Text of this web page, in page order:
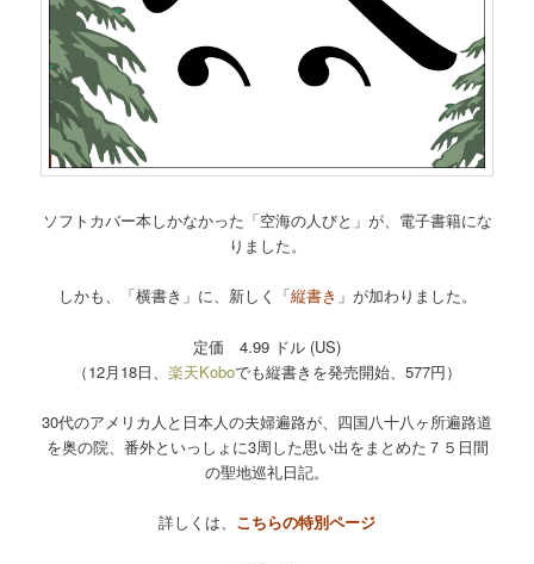
ソフトカバー本しかなかった「空海の人びと」が、電子書籍にな
りました。
しかも、「横書き」に、新しく「縦書き 」が加わりました。
定価 4.99 ドル (US)
（12月18日、 楽天Koboでも縦書きを発売開始、577円）
30代のアメリカ人と日本人の夫婦遍路が、四国八十八ヶ所遍路道
を奥の院、番外といっしょに3周した思い出をまとめた７５日間
の聖地巡礼日記。
詳しくは、 こちらの特別ページ